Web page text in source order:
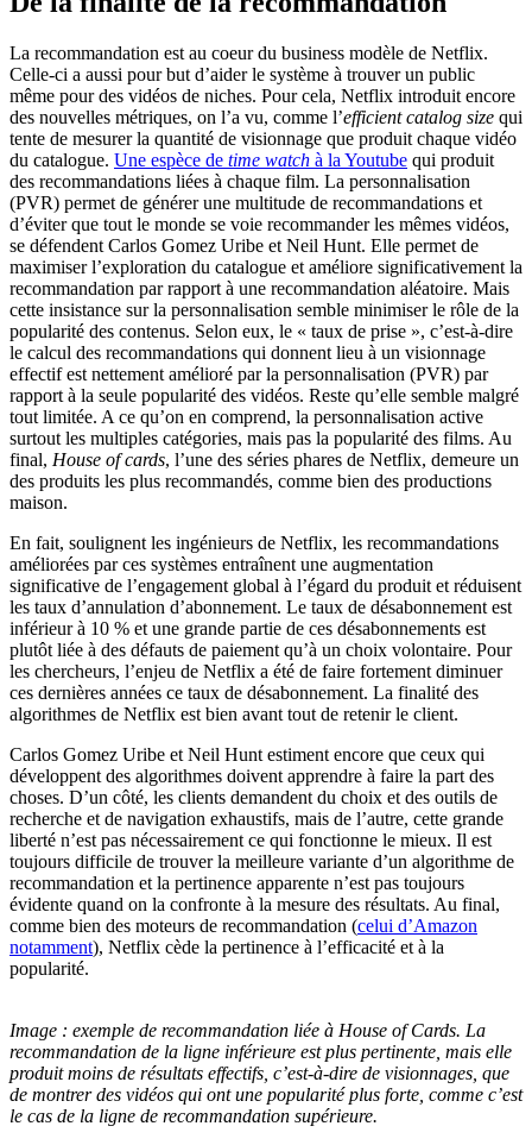
La recommandation est au coeur du business modèle de Netflix.
Celle-ci a aussi pour but d’aider le système à trouver un public
même pour des vidéos de niches. Pour cela, Netflix introduit encore
des nouvelles métriques, on l’a vu, comme l’efficient catalog size qui
tente de mesurer la quantité de visionnage que produit chaque vidéo
du catalogue. Une espèce de time watch à la Youtube qui produit
des recommandations liées à chaque film. La personnalisation
(PVR) permet de générer une multitude de recommandations et
d’éviter que tout le monde se voie recommander les mêmes vidéos,
se défendent Carlos Gomez Uribe et Neil Hunt. Elle permet de
maximiser l’exploration du catalogue et améliore significativement la
recommandation par rapport à une recommandation aléatoire. Mais
cette insistance sur la personnalisation semble minimiser le rôle de la
popularité des contenus. Selon eux, le « taux de prise », c’est-à-dire
le calcul des recommandations qui donnent lieu à un visionnage
effectif est nettement amélioré par la personnalisation (PVR) par
rapport à la seule popularité des vidéos. Reste qu’elle semble malgré
tout limitée. A ce qu’on en comprend, la personnalisation active
surtout les multiples catégories, mais pas la popularité des films. Au
final, House of cards, l’une des séries phares de Netflix, demeure un
des produits les plus recommandés, comme bien des productions
maison.
En fait, soulignent les ingénieurs de Netflix, les recommandations
améliorées par ces systèmes entraînent une augmentation
significative de l’engagement global à l’égard du produit et réduisent
les taux d’annulation d’abonnement. Le taux de désabonnement est
inférieur à 10 % et une grande partie de ces désabonnements est
plutôt liée à des défauts de paiement qu’à un choix volontaire. Pour
les chercheurs, l’enjeu de Netflix a été de faire fortement diminuer
ces dernières années ce taux de désabonnement. La finalité des
algorithmes de Netflix est bien avant tout de retenir le client.
Carlos Gomez Uribe et Neil Hunt estiment encore que ceux qui
développent des algorithmes doivent apprendre à faire la part des
choses. D’un côté, les clients demandent du choix et des outils de
recherche et de navigation exhaustifs, mais de l’autre, cette grande
liberté n’est pas nécessairement ce qui fonctionne le mieux. Il est
toujours difficile de trouver la meilleure variante d’un algorithme de
recommandation et la pertinence apparente n’est pas toujours
évidente quand on la confronte à la mesure des résultats. Au final,
comme bien des moteurs de recommandation (celui d’Amazon
notamment), Netflix cède la pertinence à l’efficacité et à la
popularité.
Image : exemple de recommandation liée à House of Cards. La
recommandation de la ligne inférieure est plus pertinente, mais elle
produit moins de résultats effectifs, c’est-à-dire de visionnages, que
de montrer des vidéos qui ont une popularité plus forte, comme c’est
le cas de la ligne de recommandation supérieure.